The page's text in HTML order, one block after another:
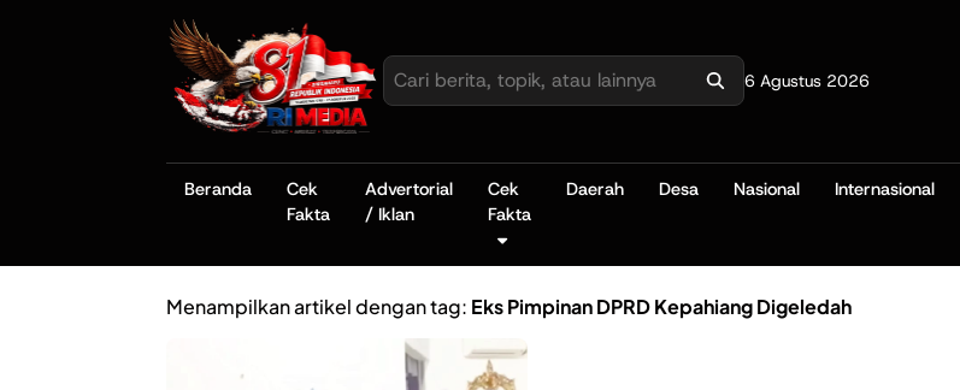
6 Agustus 2026
Beranda
Cek
Fakta
Advertorial
/ Iklan
Cek
Fakta
Daerah Desa Nasional Internasional
Menampilkan artikel dengan tag: Eks Pimpinan DPRD Kepahiang Digeledah